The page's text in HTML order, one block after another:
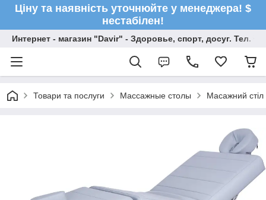
Ціну та наявність уточнюйте у менеджера! $
нестабілен!
Интернет - магазин "Davir" - Здоровье, спорт, досуг. Тел.
Товари та послуги Массажные столы Масажний стіл